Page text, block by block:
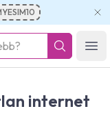
internet